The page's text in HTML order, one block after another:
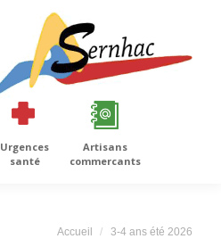
Urgences
santé
Artisans
commercants
Vous êtes ici :
Accueil 3-4 ans été 2026